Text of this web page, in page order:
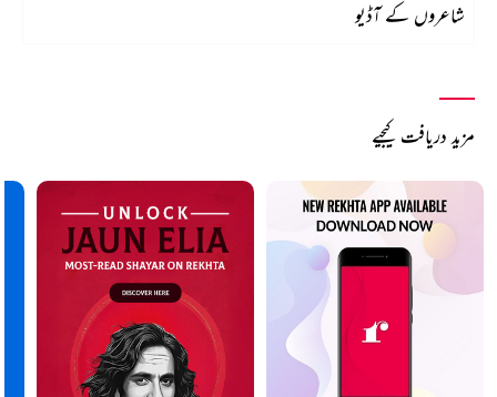
شاعروں کے آڈیو
مزید دریافت کیجیے